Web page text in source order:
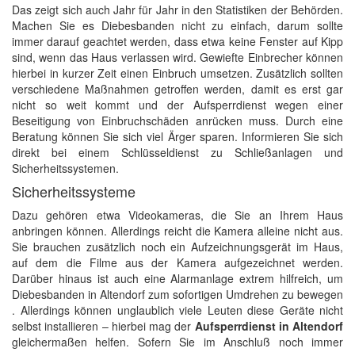
Das zeigt sich auch Jahr für Jahr in den Statistiken der Behörden.
Machen Sie es Diebesbanden nicht zu einfach, darum sollte
immer darauf geachtet werden, dass etwa keine Fenster auf Kipp
sind, wenn das Haus verlassen wird. Gewiefte Einbrecher können
hierbei in kurzer Zeit einen Einbruch umsetzen. Zusätzlich sollten
verschiedene Maßnahmen getroffen werden, damit es erst gar
nicht so weit kommt und der Aufsperrdienst wegen einer
Beseitigung von Einbruchschäden anrücken muss. Durch eine
Beratung können Sie sich viel Ärger sparen. Informieren Sie sich
direkt bei einem Schlüsseldienst zu Schließanlagen und
Sicherheitssystemen.
Sicherheitssysteme
Dazu gehören etwa Videokameras, die Sie an Ihrem Haus
anbringen können. Allerdings reicht die Kamera alleine nicht aus.
Sie brauchen zusätzlich noch ein Aufzeichnungsgerät im Haus,
auf dem die Filme aus der Kamera aufgezeichnet werden.
Darüber hinaus ist auch eine Alarmanlage extrem hilfreich, um
Diebesbanden in Altendorf zum sofortigen Umdrehen zu bewegen
. Allerdings können unglaublich viele Leuten diese Geräte nicht
selbst installieren – hierbei mag der Aufsperrdienst in Altendorf
gleichermaßen helfen. Sofern Sie im Anschluß noch immer